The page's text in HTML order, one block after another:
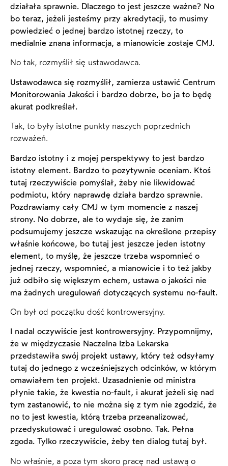
działała sprawnie. Dlaczego to jest jeszcze ważne? No
bo teraz, jeżeli jesteśmy przy akredytacji, to musimy
powiedzieć o jednej bardzo istotnej rzeczy, to
medialnie znana informacja, a mianowicie zostaje CMJ.
No tak, rozmyślił się ustawodawca.
Ustawodawca się rozmyślił, zamierza ustawić Centrum
Monitorowania Jakości i bardzo dobrze, bo ja to będę
akurat podkreślał.
Tak, to były istotne punkty naszych poprzednich
rozważeń.
Bardzo istotny i z mojej perspektywy to jest bardzo
istotny element. Bardzo to pozytywnie oceniam. Ktoś
tutaj rzeczywiście pomyślał, żeby nie likwidować
podmiotu, który naprawdę działa bardzo sprawnie.
Pozdrawiamy cały CMJ w tym momencie z naszej
strony. No dobrze, ale to wydaje się, że zanim
podsumujemy jeszcze wskazując na określone przepisy
właśnie końcowe, bo tutaj jest jeszcze jeden istotny
element, to myślę, że jeszcze trzeba wspomnieć o
jednej rzeczy, wspomnieć, a mianowicie i to też jakby
już odbiło się większym echem, ustawa o jakości nie
ma żadnych uregulowań dotyczących systemu no-fault.
On był od początku dość kontrowersyjny.
I nadal oczywiście jest kontrowersyjny. Przypomnijmy,
że w międzyczasie Naczelna Izba Lekarska
przedstawiła swój projekt ustawy, który też odsyłamy
tutaj do jednego z wcześniejszych odcinków, w którym
omawiałem ten projekt. Uzasadnienie od ministra
płynie takie, że kwestia no-fault, i akurat jeżeli się nad
tym zastanowić, to nie można się z tym nie zgodzić, że
no to jest kwestia, którą trzeba przeanalizować,
przedyskutować i uregulować osobno. Tak. Pełna
zgoda. Tylko rzeczywiście, żeby ten dialog tutaj był.
No właśnie, a poza tym skoro pracę nad ustawą o